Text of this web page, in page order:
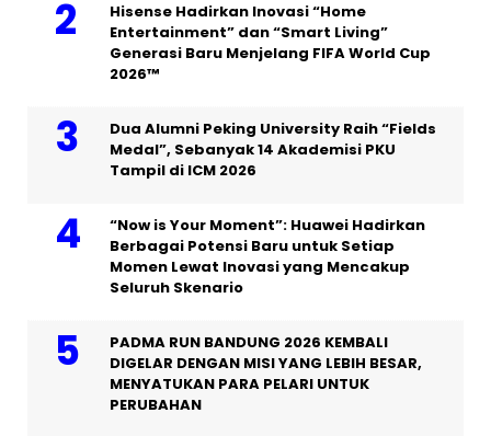
Hisense Hadirkan Inovasi “Home
Entertainment” dan “Smart Living”
Generasi Baru Menjelang FIFA World Cup
2026™
Dua Alumni Peking University Raih “Fields
Medal”, Sebanyak 14 Akademisi PKU
Tampil di ICM 2026
“Now is Your Moment”: Huawei Hadirkan
Berbagai Potensi Baru untuk Setiap
Momen Lewat Inovasi yang Mencakup
Seluruh Skenario
PADMA RUN BANDUNG 2026 KEMBALI
DIGELAR DENGAN MISI YANG LEBIH BESAR,
MENYATUKAN PARA PELARI UNTUK
PERUBAHAN